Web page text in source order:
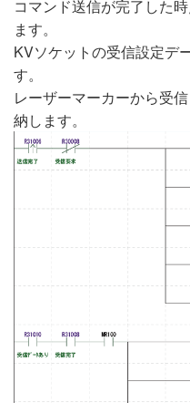
コマンド送信が完了した
ます。
KVソケットの受信設定デ
す。
レーザーマーカーから受
納します。